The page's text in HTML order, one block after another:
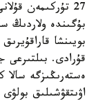
27 تۇركىمەن
قۇرادى. بىلتىرعى
اۋىتقۋشىلىق